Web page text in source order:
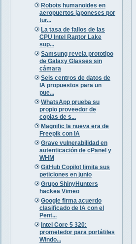
Robots humanoides en
aeropuertos japoneses por
tur...
La tasa de fallos de las
CPU Intel Raptor Lake
sup...
Samsung revela prototipo
de Galaxy Glasses sin
cámara
Seis centros de datos de
IA propuestos para un
pue...
WhatsApp prueba su
propio proveedor de
copias de s...
Magnific la nueva era de
Freepik con IA
Grave vulnerabilidad en
autenticación de cPanel y
WHM
GitHub Copilot limita sus
peticiones en junio
Grupo ShinyHunters
hackea Vimeo
Google firma acuerdo
clasificado de IA con el
Pent...
Intel Core 5 320:
prometedor para portátiles
Windo...